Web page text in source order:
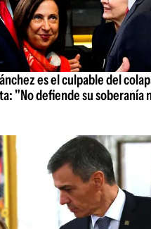
es el culpable del
"No defiende su soberanía